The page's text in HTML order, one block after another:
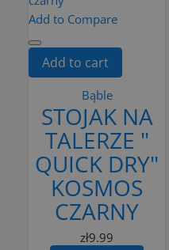
Add to Compare
Add to cart
Bąble
STOJAK NA
TALERZE "
QUICK DRY"
KOSMOS
CZARNY
zł9.99